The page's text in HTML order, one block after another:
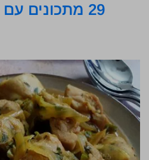
29 מתכונים עם קישואים